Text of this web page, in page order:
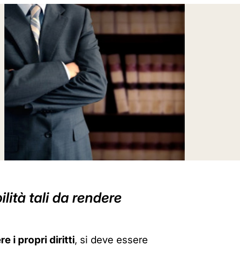
tali da rendere
i propri diritti, si deve essere